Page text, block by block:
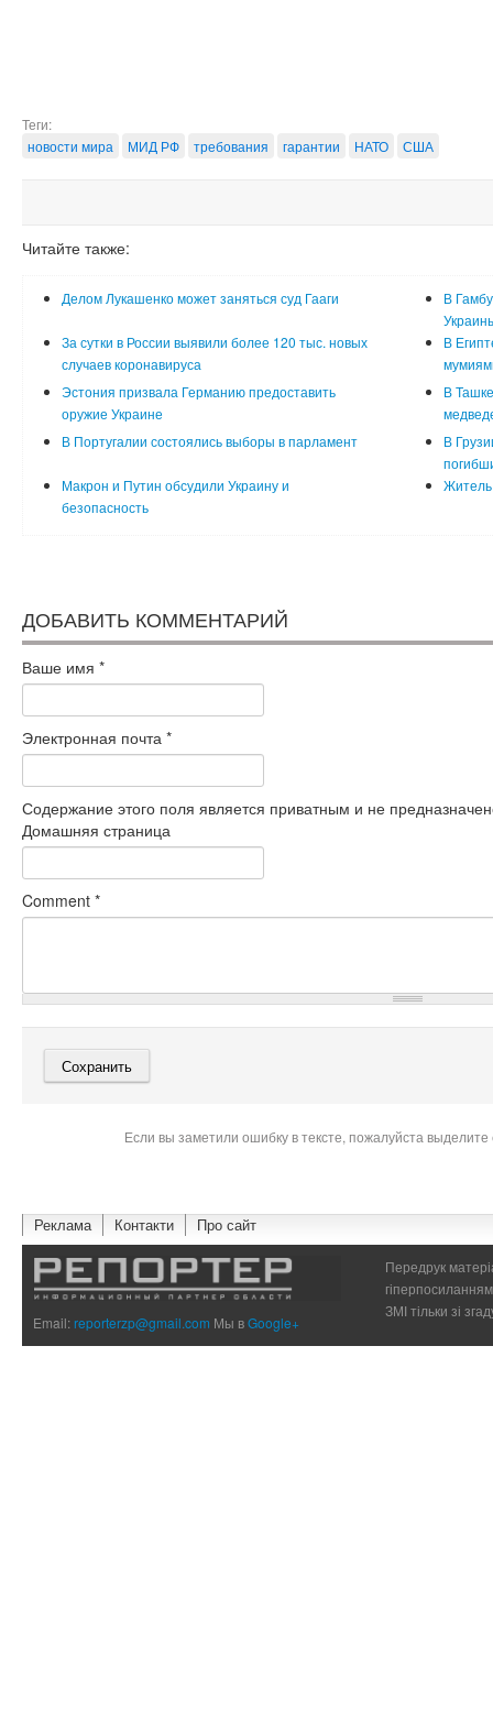
Теги:
новости мира
МИД РФ требования гарантии НАТО США
Читайте также:
Делом Лукашенко может заняться суд Гааги
В
За сутки в России выявили более 120 тыс. новых
случаев коронавируса
В
Эстония призвала Германию предоставить
оружие Украине
В
В Португалии состоялись выборы в парламент
В
Макрон и Путин обсудили Украину и
безопасность
Житель
ДОБАВИТЬ КОММЕНТАРИЙ
Ваше имя *
Электронная почта *
Содержание этого поля является приватным и не
Домашняя страница
Comment *
Если вы заметили ошибку в тексте, пожалуйста
Реклама Контакти Про сайт
Email:reporterzp@gmail.com Мы вGoogle+
Передрук
ЗМІ тільки зі